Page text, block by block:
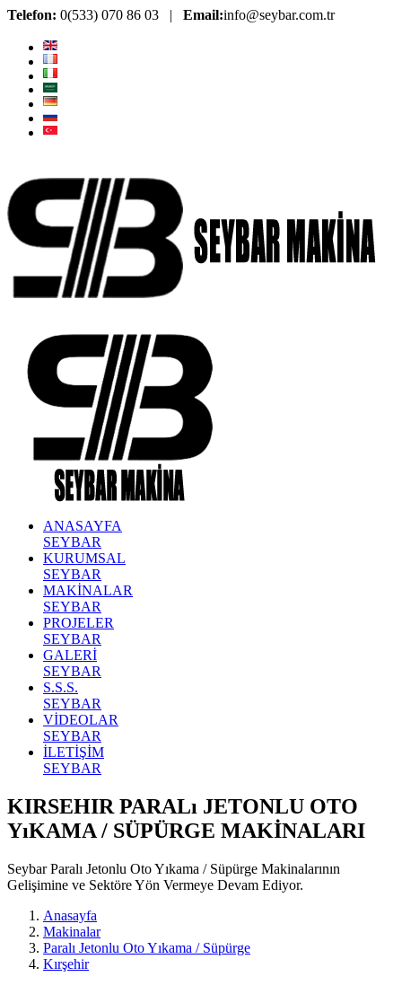
Telefon: 0(533) 070 86 03 | Email:info@seybar.com.tr
ANASAYFA
SEYBAR
KURUMSAL
SEYBAR
MAKİNALAR
SEYBAR
PROJELER
SEYBAR
GALERİ
SEYBAR
S.S.S.
SEYBAR
VİDEOLAR
SEYBAR
İLETİŞİM
SEYBAR
KIRSEHIR PARALı JETONLU OTO
YıKAMA / SÜPÜRGE MAKİNALARI
Seybar Paralı Jetonlu Oto Yıkama / Süpürge Makinalarının
Gelişimine ve Sektöre Yön Vermeye Devam Ediyor.
Anasayfa
Makinalar
Paralı Jetonlu Oto Yıkama / Süpürge
Kırşehir